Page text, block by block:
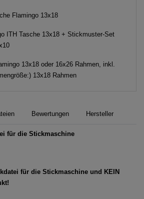
Flamingo 13x18
ITH Tasche 13x18 + Stickmuster-Set
13x18 oder 16x26 Rahmen, inkl.
13x18 Rahmen
Bewertungen Hersteller
für die Stickmaschine
für die Stickmaschine und KEIN